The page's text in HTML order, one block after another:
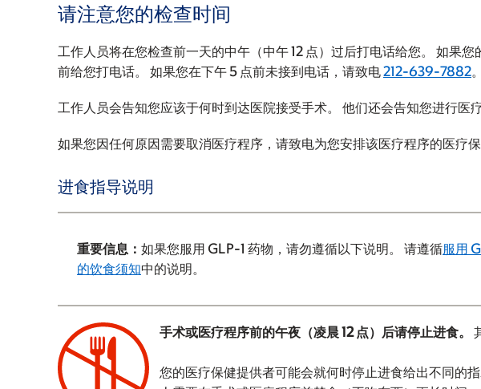
请注意您的检查时间
工作人员将在您检查前一天的中午（中午 12 点）过后打电话给您。 如果
前给您打电话。 如果您在下午 5 点前未接到电话，请致电212-639-7882。
工作人员会告知您应该于何时到达医院接受手术。 他们还会告知您进行医
如果您因任何原因需要取消医疗程序，请致电为您安排该医疗程序的医疗保
进食指导说明
重要信息： 如果您服用 GLP-1 药物，请勿遵循以下说明。 请遵循服用
的饮食须知中的说明。
手术或医疗程序前的午夜（凌晨 12 点）后请停止进食。
您的医疗保健提供者可能会就何时停止进食给出不同的